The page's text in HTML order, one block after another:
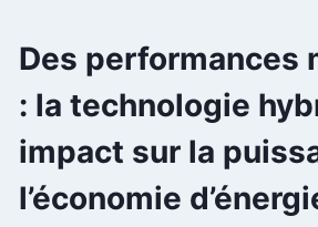
Des performances
: la technologie
impact sur la
l’économie